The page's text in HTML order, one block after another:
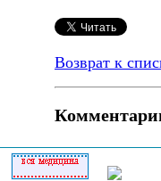
Возврат к